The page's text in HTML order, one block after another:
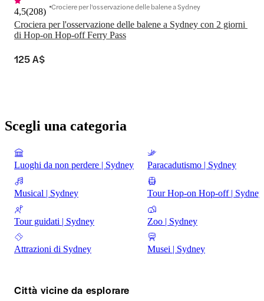
Crociera per l'osservazione delle balene a Sydney con 2 giorni
di Hop-on Hop-off Ferry Pass
4,5(208) Crociere per l'osservazione delle balene a Sydney
125 A$
Scegli una categoria
Luoghi da non perdere | Sydney Paracadutismo | Sydney
Musical | Sydney Tour Hop-on Hop-off | Sydney
Tour guidati | Sydney Zoo | Sydney
Attrazioni di Sydney Musei | Sydney
Città vicine da esplorare